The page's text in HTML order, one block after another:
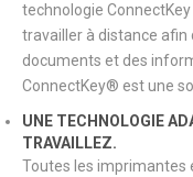
technologie
travailler à distance afin
documents et des
ConnectKey® est une
UNE TECHNOLOGIE
TRAVAILLEZ.
Toutes les imprimantes